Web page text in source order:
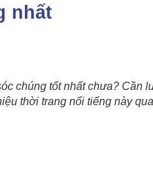
nhất
chúng tốt nhất chưa? Cần
thời trang nổi tiếng này